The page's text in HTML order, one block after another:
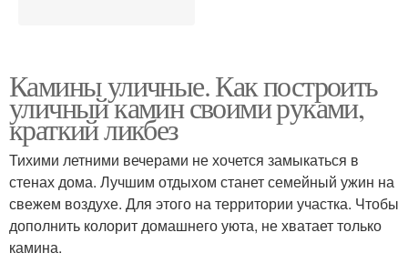
Камины уличные. Как построить
уличный камин своими руками,
краткий ликбез
Тихими летними вечерами не хочется замыкаться в
стенах дома. Лучшим отдыхом станет семейный ужин на
свежем воздухе. Для этого на территории участка. Чтобы
дополнить колорит домашнего уюта, не хватает только
камина.